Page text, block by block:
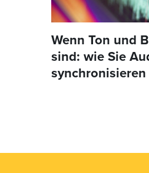
Wenn Ton und
sind: wie Sie
synchronisieren